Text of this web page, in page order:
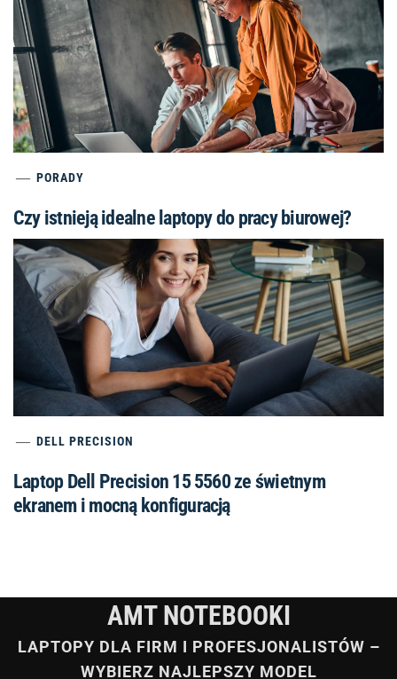
PORADY
Czy istnieją idealne laptopy do pracy biurowej?
DELL PRECISION
Laptop Dell Precision 15 5560 ze świetnym
ekranem i mocną konfiguracją
AMT NOTEBOOKI
LAPTOPY DLA FIRM I PROFESJONALISTÓW –
WYBIERZ NAJLEPSZY MODEL